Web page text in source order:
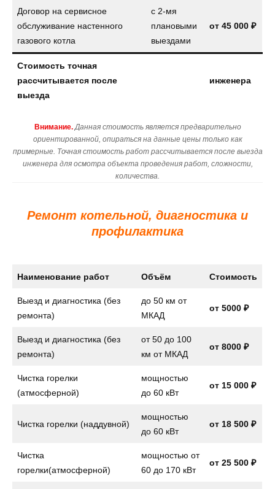
Договор на сервисное
обслуживание настенного
газового котла
с 2-мя
плановыми
выездами
от 45 000 ₽
Стоимость точная
рассчитывается после
выезда
инженера
Внимание. Данная стоимость является предварительно
ориентированной, опираться на данные цены только как
примерные. Точная стоимость работ рассчитывается после выезда
инженера для осмотра объекта проведения работ, сложности,
количества.
Ремонт котельной, диагностика и
профилактика
Наименование работ Объём Стоимость
Выезд и диагностика (без
ремонта)
до 50 км от
МКАД
от 5000 ₽
Выезд и диагностика (без
ремонта)
от 50 до 100
км от МКАД
от 8000 ₽
Чистка горелки
(атмосферной)
мощностью
до 60 кВт
от 15 000 ₽
Чистка горелки (наддувной)
мощностью
до 60 кВт
от 18 500 ₽
Чистка
горелки(атмосферной)
мощностью от
60 до 170 кВт
от 25 500 ₽